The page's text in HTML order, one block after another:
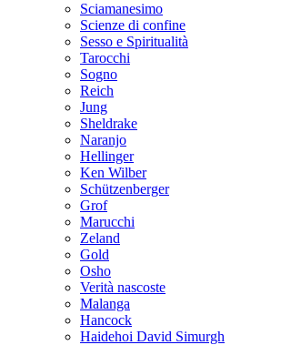
Sciamanesimo
Scienze di confine
Sesso e Spiritualità
Tarocchi
Sogno
Reich
Jung
Sheldrake
Naranjo
Hellinger
Ken Wilber
Schützenberger
Grof
Marucchi
Zeland
Gold
Osho
Verità nascoste
Malanga
Hancock
Haidehoi David Simurgh